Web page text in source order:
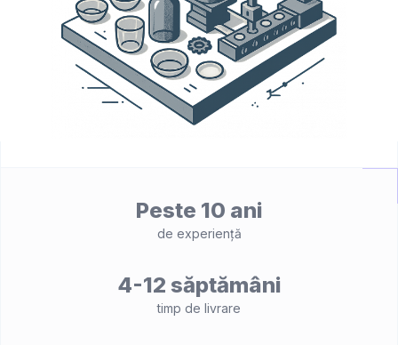
Peste 10 ani
de experiență
4-12 săptămâni
timp de livrare